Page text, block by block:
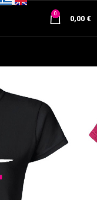
0
0,00 €